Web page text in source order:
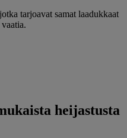
tarjoavat samat laadukkaat
heijastusta